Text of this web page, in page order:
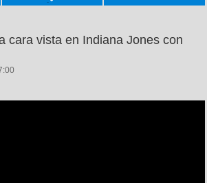
cara vista en Indiana Jones con